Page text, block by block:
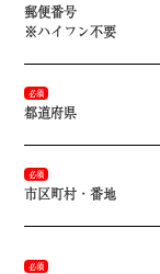
郵便番号
※ハイフン不要
必須
都道府県
必須
市区町村・番地
必須